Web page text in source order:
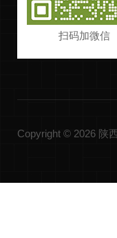
扫码加微信
Copyright © 2026 陕